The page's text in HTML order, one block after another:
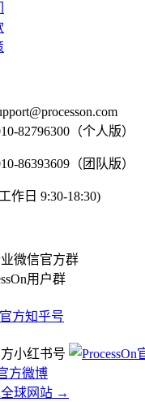
82796300（个人版）
86393609（团队版）
作日 9:30-18:30)
用户群
全球网站 →